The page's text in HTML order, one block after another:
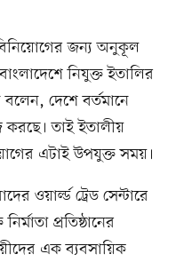
জন্য অনুকূল
নিযুক্ত ইতালির
বলেন, দেশে বর্তমানে
করছে। তাই ইতালীয়
এটাই উপযুক্ত সময়।
ওয়ার্ল্ড ট্রেড সেন্টারে
প্রতিষ্ঠানের
এক ব্যবসায়িক